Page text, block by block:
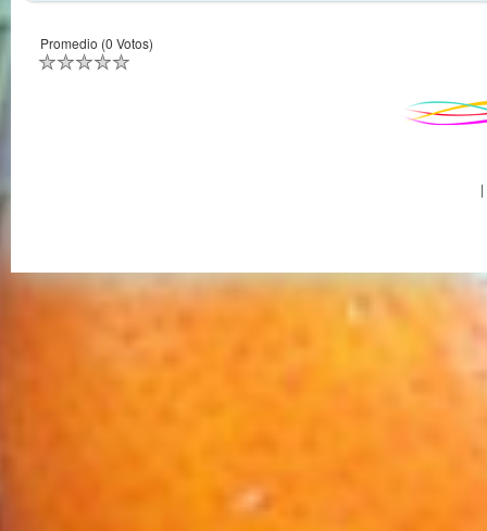
Promedio (0 Votos)
|